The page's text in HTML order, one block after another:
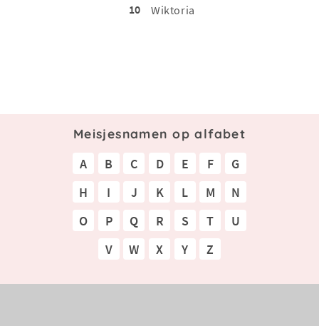
10
Wiktoria
Meisjesnamen op alfabet
A B C D E F
G
H
I J K L M
N
O
P Q R S T
U
V
W X Y Z